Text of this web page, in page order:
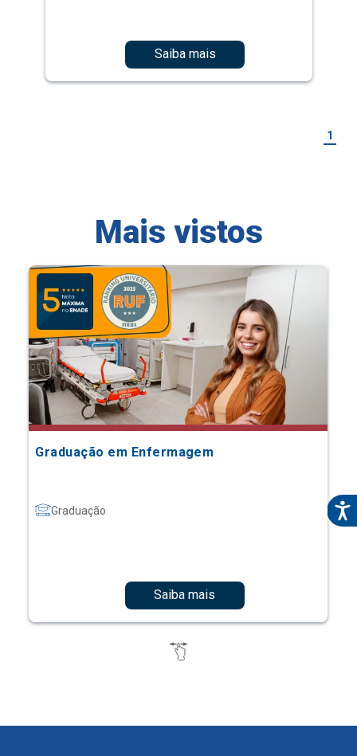
Saiba mais
1
Mais vistos
Graduação em Enfermagem
Graduação
Saiba mais